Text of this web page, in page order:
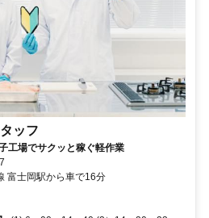
ッフ
工場でサクッと稼ぐ軽作業
富士岡駅から車で16分